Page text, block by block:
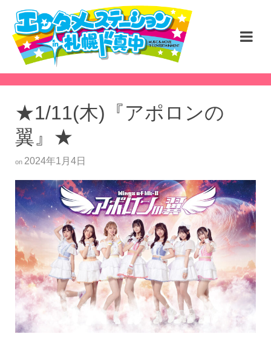
★1/11(木)『アポロンの
翼』★
on 2024年1月4日